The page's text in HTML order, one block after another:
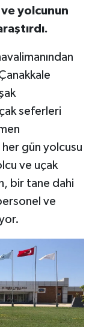
ve yolcunun
seferleri
gün yolcusu
ve uçak
bir tane dahi
ve